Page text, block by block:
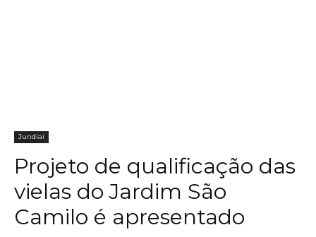
Jundiaí
Projeto de qualificação das
vielas do Jardim São
Camilo é apresentado